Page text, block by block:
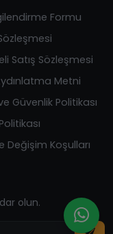
Formu
Satış Sözleşmesi
Metni
Güvenlik Politikası
Değişim Koşulları
olun.